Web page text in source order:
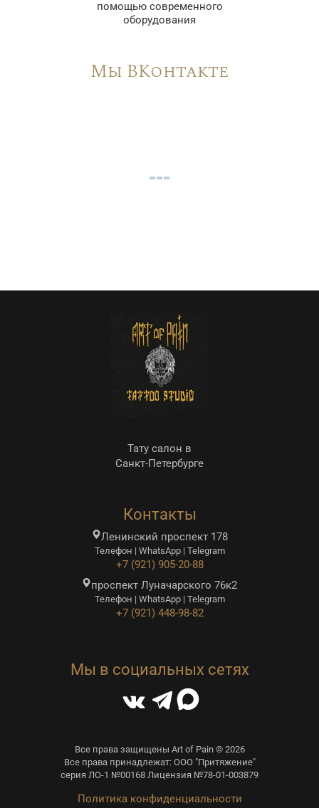
помощью современного
оборудования
Мы ВКонтакте
Тату салон в
Санкт-Петербурге
Контакты
Ленинский проспект 178
Телефон | WhatsApp | Telegram
+7 (921) 905-20-88
проспект Луначарского 76к2
Телефон | WhatsApp | Telegram
+7 (921) 448-98-82
Мы в социальных сетях
Все права защищены Art of Pain © 2026
Все права принадлежат: ООО "Притяжение"
серия ЛО-1 №00168 Лицензия №78-01-003879
Политика конфиденциальности